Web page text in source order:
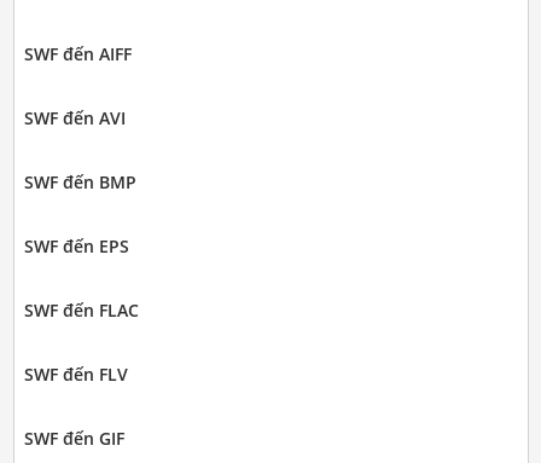
SWF đến AIFF
SWF đến AVI
SWF đến BMP
SWF đến EPS
SWF đến FLAC
SWF đến FLV
SWF đến GIF